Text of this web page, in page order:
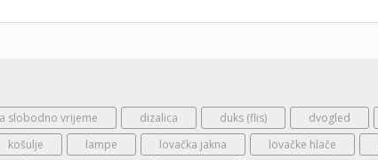
slobodno vrijeme dizalica duks (flis) dvogled
košulje lampe lovačka jakna lovačke hlače